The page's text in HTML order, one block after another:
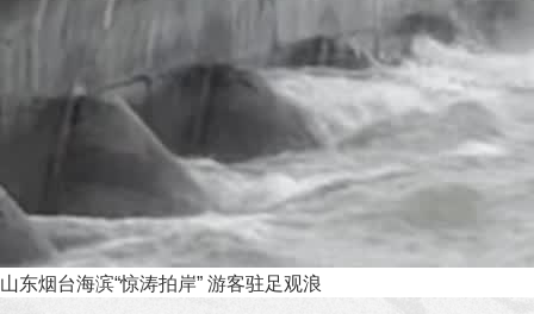
山东烟台海滨“惊涛拍岸” 游客驻足观浪